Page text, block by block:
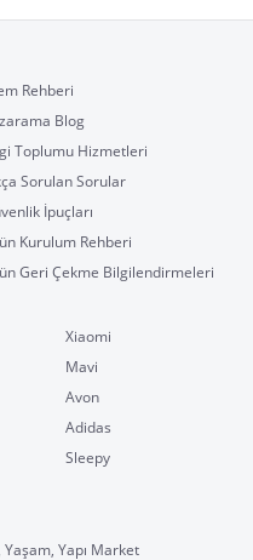
Rehberi
Blog
Toplumu Hizmetleri
Sorulan Sorular
İpuçları
Kurulum Rehberi
Geri Çekme Bilgilendirmeleri
Xiaomi
Mavi
Avon
Adidas
Sleepy
Yaşam, Yapı Market